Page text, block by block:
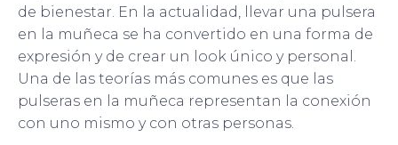
de bienestar. En la actualidad, llevar una pulsera
en la muñeca se ha convertido en una forma de
expresión y de crear un look único y personal.
Una de las teorías más comunes es que las
pulseras en la muñeca representan la conexión
con uno mismo y con otras personas.